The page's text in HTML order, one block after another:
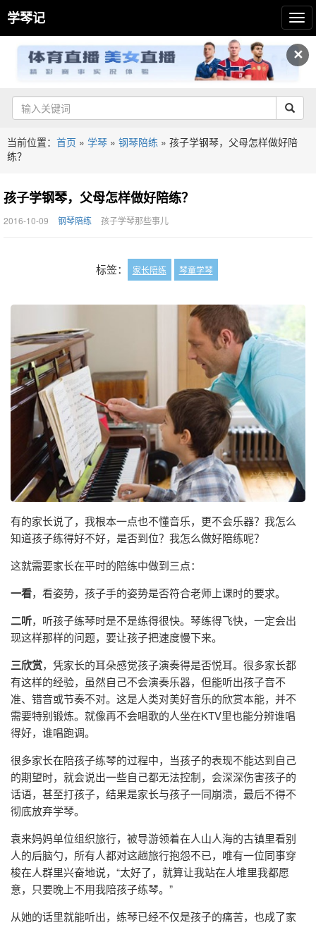
✕
学琴记
当前位置： 首页 » 学琴 » 钢琴陪练 » 孩子学钢琴，父母怎样做好陪
练？
孩子学钢琴，父母怎样做好陪练？
2016-10-09 钢琴陪练 孩子学琴那些事儿
标签： 家长陪练 琴童学琴
有的家长说了，我根本一点也不懂音乐，更不会乐器？我怎么
知道孩子练得好不好，是否到位？我怎么做好陪练呢？
这就需要家长在平时的陪练中做到三点：
一看，看姿势，孩子手的姿势是否符合老师上课时的要求。
二听，听孩子练琴时是不是练得很快。琴练得飞快，一定会出
现这样那样的问题，要让孩子把速度慢下来。
三欣赏，凭家长的耳朵感觉孩子演奏得是否悦耳。很多家长都
有这样的经验，虽然自己不会演奏乐器，但能听出孩子音不
准、错音或节奏不对。这是人类对美好音乐的欣赏本能，并不
需要特别锻炼。就像再不会唱歌的人坐在KTV里也能分辨谁唱
得好，谁唱跑调。
很多家长在陪孩子练琴的过程中，当孩子的表现不能达到自己
的期望时，就会说出一些自己都无法控制，会深深伤害孩子的
话语，甚至打孩子，结果是家长与孩子一同崩溃，最后不得不
彻底放弃学琴。
袁来妈妈单位组织旅行，被导游领着在人山人海的古镇里看别
人的后脑勺，所有人都对这趟旅行抱怨不已，唯有一位同事穿
梭在人群里兴奋地说，“太好了，就算让我站在人堆里我都愿
意，只要晚上不用我陪孩子练琴。”
从她的话里就能听出，练琴已经不仅是孩子的痛苦，也成了家